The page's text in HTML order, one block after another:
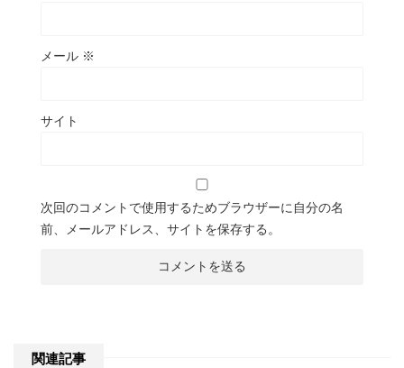
メール ※
サイト
次回のコメントで使用するためブラウザーに自分の名
前、メールアドレス、サイトを保存する。
関連記事